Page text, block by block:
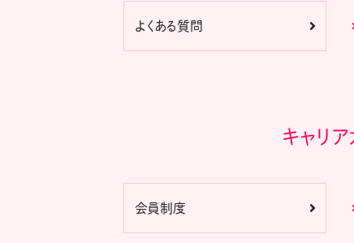
よくある質問
キャリ
会員制度